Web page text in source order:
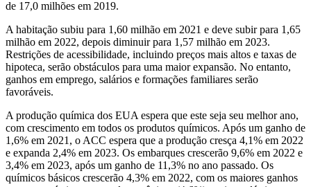
de 17,0 milhões em 2019.
A habitação subiu para 1,60 milhão em 2021 e deve subir para 1,65
milhão em 2022, depois diminuir para 1,57 milhão em 2023.
Restrições de acessibilidade, incluindo preços mais altos e taxas de
hipoteca, serão obstáculos para uma maior expansão. No entanto,
ganhos em emprego, salários e formações familiares serão
favoráveis.
A produção química dos EUA espera que este seja seu melhor ano,
com crescimento em todos os produtos químicos. Após um ganho de
1,6% em 2021, o ACC espera que a produção cresça 4,1% em 2022
e expanda 2,4% em 2023. Os embarques crescerão 9,6% em 2022 e
3,4% em 2023, após um ganho de 11,3% no ano passado. Os
químicos básicos crescerão 4,3% em 2022, com os maiores ganhos